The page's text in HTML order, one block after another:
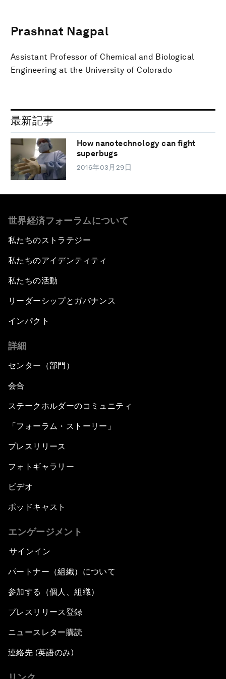
Prashnat Nagpal
Assistant Professor of Chemical and Biological
Engineering at the University of Colorado
最新記事
How nanotechnology can fight
superbugs
2016年03月29日
世界経済フォーラムについて
私たちのストラテジー
私たちのアイデンティティ
私たちの活動
リーダーシップとガバナンス
インパクト
詳細
センター（部門）
会合
ステークホルダーのコミュニティ
「フォーラム・ストーリー」
プレスリリース
フォトギャラリー
ビデオ
ポッドキャスト
エンゲージメント
サインイン
パートナー（組織）について
参加する（個人、組織）
プレスリリース登録
ニュースレター購読
連絡先 (英語のみ)